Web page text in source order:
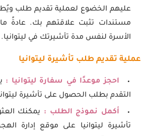
عليهم الخضوع لعملية تقديم طلب
مستندات تثبت علاقتهم بك. عادةً ما
الأسرة لنفس مدة تأشيرتك في ليتوانيا.
عملية تقديم طلب تأشيرة ليتوانيا
احجز موعدًا في سفارة ليتوانيا :
التقدم بطلب الحصول على تأشيرة
أكمل نموذج الطلب : يمكنك
تأشيرة ليتوانيا على موقع إدارة